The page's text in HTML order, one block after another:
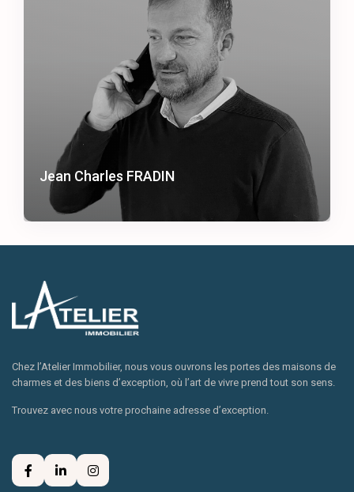
Jean Charles FRADIN
Chez l’Atelier Immobilier, nous vous ouvrons les portes des maisons de
charmes et des biens d’exception, où l’art de vivre prend tout son sens.
Trouvez avec nous votre prochaine adresse d’exception.